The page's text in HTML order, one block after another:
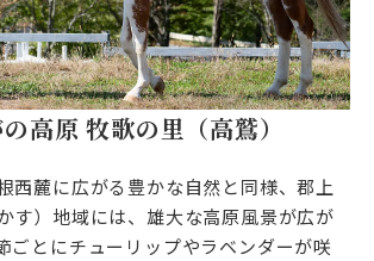
高原 牧歌の里（高鷲）
西麓に広がる豊かな自然と同様、郡上
す）地域には、雄大な高原風景が広が
ごとにチューリップやラベンダーが咲